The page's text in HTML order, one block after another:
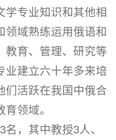
学专业知识和其他相
领域熟练运用俄语和
教育、管理、研究等
业建立六十年多来培
们活跃在我国中俄合
领域。
，其中教授3人、